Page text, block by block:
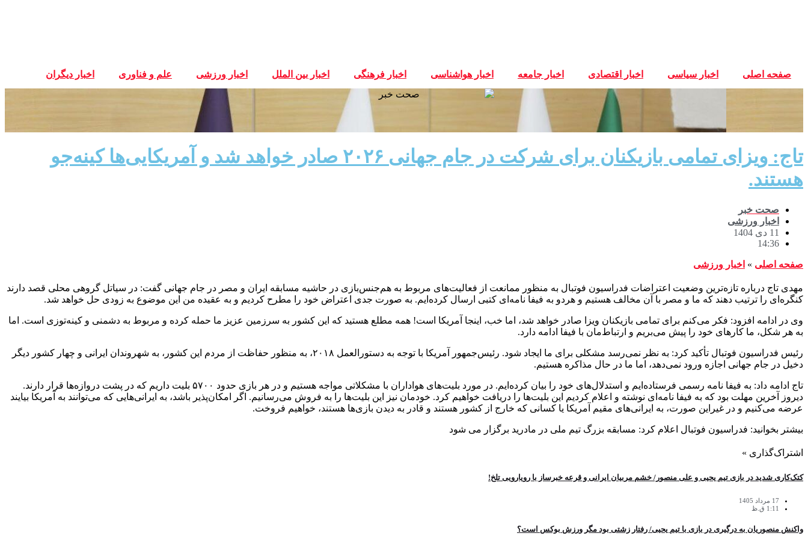
صفحه اصلی اخبار سیاسی اخبار اقتصادی اخبار جامعه اخبار هواشناسی اخبار فرهنگی اخبار بین الملل اخبار ورزشی علم و فناوری اخبار دیگران
تاج: ویزای تمامی بازیکنان برای شرکت در جام جهانی ۲۰۲۶ صادر خواهد شد و آمریکایی‌ها کینه‌جو
هستند.
صحت خبر
اخبار ورزشی
11 دی 1404
14:36
صفحه اصلی » اخبار ورزشی
مهدی تاج درباره تازه‌ترین وضعیت اعتراضات فدراسیون فوتبال به منظور ممانعت از فعالیت‌های مربوط به هم‌جنس‌بازی در حاشیه مسابقه ایران و مصر در جام جهانی گفت: در سیاتل گروهی محلی قصد دارند
کنگره‌ای را ترتیب دهند که ما و مصر با آن مخالف هستیم و هردو به فیفا نامه‌ای کتبی ارسال کرده‌ایم. به صورت جدی اعتراض خود را مطرح کردیم و به عقیده من این موضوع به زودی حل خواهد شد.
وی در ادامه افزود: فکر می‌کنم برای تمامی بازیکنان ویزا صادر خواهد شد، اما خب، اینجا آمریکا است! همه مطلع هستید که این کشور به سرزمین عزیز ما حمله کرده و مربوط به دشمنی و کینه‌توزی است. اما
به هر شکل، ما کارهای خود را پیش می‌بریم و ارتباط‌مان با فیفا ادامه دارد.
رئیس فدراسیون فوتبال تأکید کرد: به نظر نمی‌رسد مشکلی برای ما ایجاد شود. رئیس‌جمهور آمریکا با توجه به دستورالعمل ۲۰۱۸، به منظور حفاظت از مردم این کشور، به شهروندان ایرانی و چهار کشور دیگر
دخیل در جام جهانی اجازه ورود نمی‌دهد، اما ما در حال مذاکره هستیم.
تاج ادامه داد: به فیفا نامه رسمی فرستاده‌ایم و استدلال‌های خود را بیان کرده‌ایم. در مورد بلیت‌های هواداران با مشکلاتی مواجه هستیم و در هر بازی حدود ۵۷۰۰ بلیت داریم که در پشت دروازه‌ها قرار دارند.
دیروز آخرین مهلت بود که به فیفا نامه‌ای نوشته و اعلام کردیم این بلیت‌ها را دریافت خواهیم کرد. خودمان نیز این بلیت‌ها را به فروش می‌رسانیم. اگر امکان‌پذیر باشد، به ایرانی‌هایی که می‌توانند به آمریکا بیایند
عرضه می‌کنیم و در غیراین صورت، به ایرانی‌های مقیم آمریکا یا کسانی که خارج از کشور هستند و قادر به دیدن بازی‌ها هستند، خواهیم فروخت.
بیشتر بخوانید: فدراسیون فوتبال اعلام کرد: مسابقه بزرگ تیم ملی در مادرید برگزار می شود
اشتراک‌گذاری »
کتک‌کاری شدید در بازی تیم یحیی و علی منصور/ خشم مربیان ایرانی‌ و قرعه خبرساز با رویارویی تلخ!
17 مرداد 1405
1:11 ق.ظ
واکنش منصوریان به درگیری در بازی با تیم یحیی/ رفتار زشتی بود مگر ورزش بوکس است؟